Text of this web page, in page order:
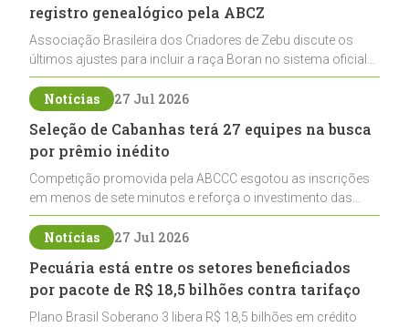
registro genealógico pela ABCZ
Associação Brasileira dos Criadores de Zebu discute os
últimos ajustes para incluir a raça Boran no sistema oficial
de registros, abrindo caminho para sua expansão na
pecuária nacional
Notícias 27 Jul 2026
Seleção de Cabanhas terá 27 equipes na busca
por prêmio inédito
Competição promovida pela ABCCC esgotou as inscrições
em menos de sete minutos e reforça o investimento das
cabanhas na seleção genética de Cavalos Crioulos voltados
ao laço
Notícias 27 Jul 2026
Pecuária está entre os setores beneficiados
por pacote de R$ 18,5 bilhões contra tarifaço
Plano Brasil Soberano 3 libera R$ 18,5 bilhões em crédito